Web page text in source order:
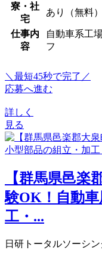
寮・社
宅
あり（無料）
仕事内
容
自動車系工
フ
＼最短45秒で完了／
応募へ進む
詳しく
見る
【群馬県邑楽
験OK！自動
工・...
日研トータルソーシ